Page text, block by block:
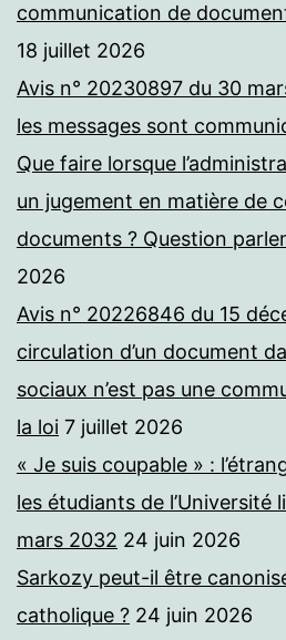
communication de
18 juillet 2026
Avis n° 20230897 du 30
les messages sont
Que faire lorsque
un jugement en matière de
documents ? Question
2026
Avis n° 20226846 du 15
circulation d’un document
sociaux n’est pas une
la loi 7 juillet 2026
« Je suis coupable » :
les étudiants de l’Université
mars 2032 24 juin 2026
Sarkozy peut-il être
catholique ? 24 juin 2026